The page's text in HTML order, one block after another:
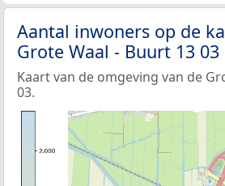
Aantal inwoners op de
Grote Waal - Buurt 13 03
Kaart van de omgeving van de
03.